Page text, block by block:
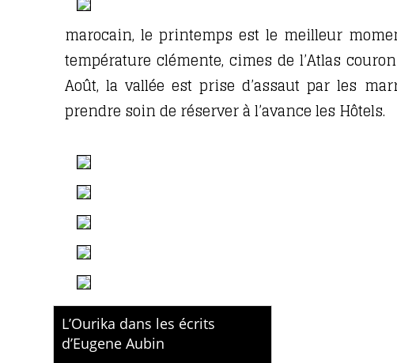
marocain, le printemps est le meilleur
température clémente, cimes de l’Atlas
Août, la vallée est prise d’assaut par les
prendre soin de réserver à l’avance les Hôtels.
L’Ourika dans les écrits
d’Eugene Aubin